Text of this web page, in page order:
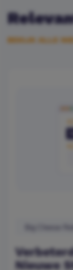
BEKIJK ALLE
Nieuwe